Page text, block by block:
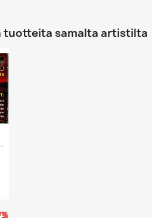
tuotteita samalta artistilta
CD 20 Parasta...